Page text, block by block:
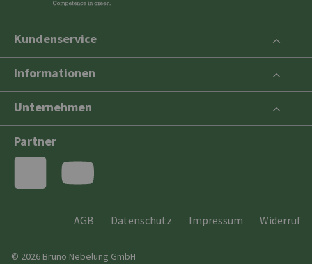
Kundenservice
Informationen
Unternehmen
Partner
AGB Datenschutz Impressum Widerruf
© 2026 Bruno Nebelung GmbH